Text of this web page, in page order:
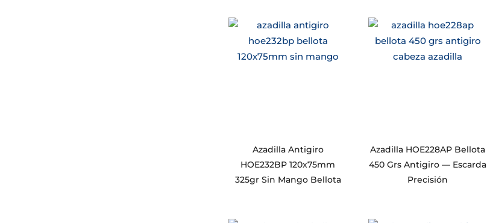
Azadilla Antigiro
HOE232BP 120x75mm
325gr Sin Mango Bellota
Azadilla HOE228AP Bellota
450 Grs Antigiro — Escarda
Precisión